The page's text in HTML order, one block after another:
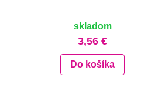
skladom
3,56 €
Do košíka